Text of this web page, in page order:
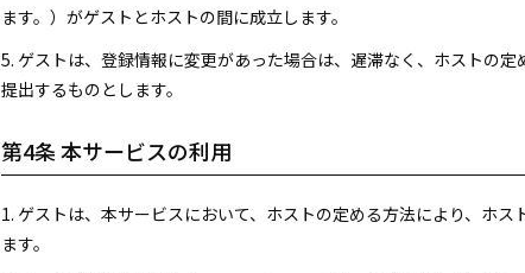
ます。）がゲストとホストの間に成立します。
5. ゲストは、登録情報に変更があった場合は、遅滞なく、ホストの
提出するものとします。
第4条 本サービスの利用
1. ゲストは、本サービスにおいて、ホストの定める方法により、ホ
ます。